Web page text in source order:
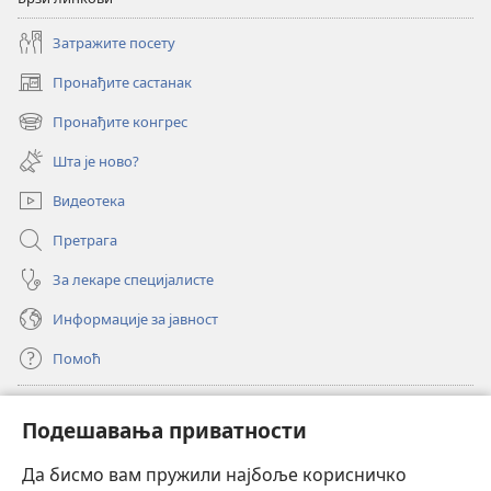
Подешавања приватности
Да бисмо вам пружили најбоље корисничко
Затражите посету
Пронађите састанак
(отвара
нови
прозор)
Пронађите конгрес
(отвара
нови
прозор)
Шта је ново?
Видеотека
Претрага
За лекаре специјалисте
Информације за јавност
Помоћ
(отвара
нови
прозор)ОНЛАЈН БИБЛИОТЕКА Watchtower
(отвара